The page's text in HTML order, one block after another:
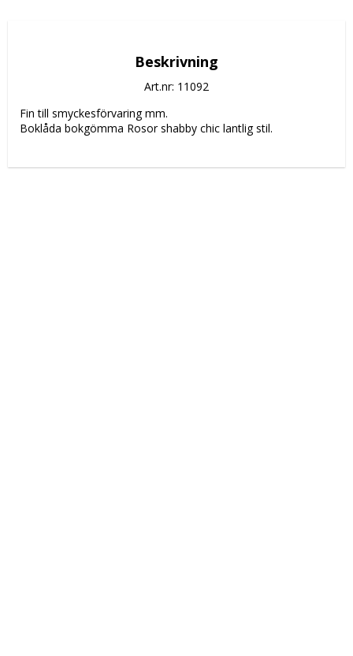
Beskrivning
Art.nr: 11092
Fin till smyckesförvaring mm.
Boklåda bokgömma Rosor shabby chic lantlig stil.